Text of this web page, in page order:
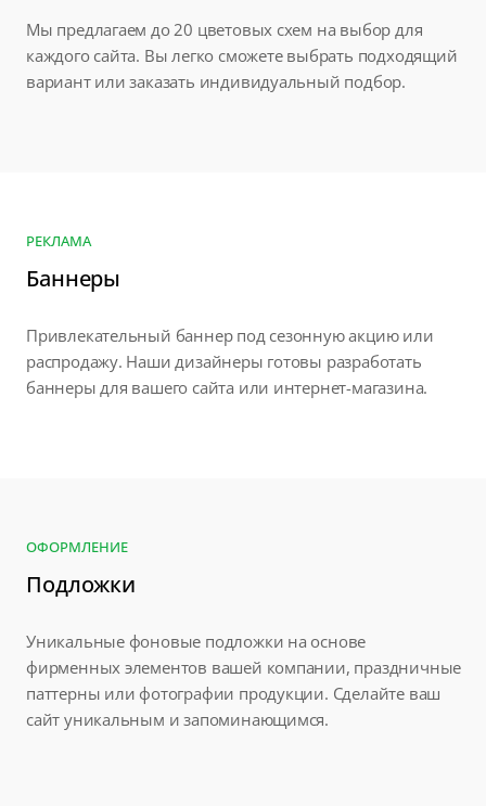
Мы предлагаем до 20 цветовых схем на выбор для
каждого сайта. Вы легко сможете выбрать подходящий
вариант или заказать индивидуальный подбор.
РЕКЛАМА
Баннеры
Привлекательный баннер под сезонную акцию или
распродажу. Наши дизайнеры готовы разработать
баннеры для вашего сайта или интернет-магазина.
ОФОРМЛЕНИЕ
Подложки
Уникальные фоновые подложки на основе
фирменных элементов вашей компании, праздничные
паттерны или фотографии продукции. Сделайте ваш
сайт уникальным и запоминающимся.